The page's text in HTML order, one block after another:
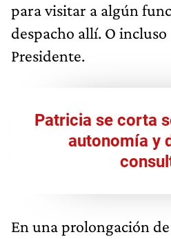
para visitar a algún
despacho allí. O
Presidente.
Patricia se corta
autonomía y
En una prolongación